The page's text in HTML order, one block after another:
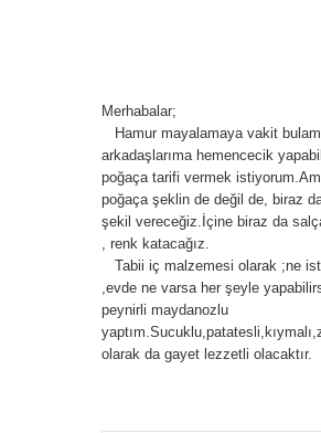
Merhabalar;
Hamur mayalamaya vakit
arkadaşlarıma hemencecik
poğaça tarifi vermek
poğaça şeklin de değil de, biraz
şekil vereceğiz.İçine biraz da
, renk katacağız.
Tabii iç malzemesi olarak ;ne
,evde ne varsa her şeyle
peynirli maydanozlu
olarak da gayet lezzetli olacaktır.